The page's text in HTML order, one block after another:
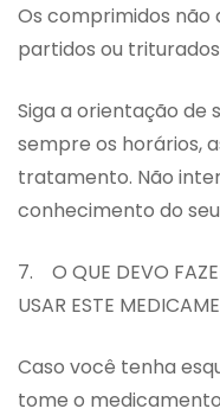
Os comprimidos não
partidos ou
Siga a orientação de
sempre os horários,
tratamento. Não
conhecimento do
7. O QUE DEVO
USAR ESTE
Caso você tenha
tome o